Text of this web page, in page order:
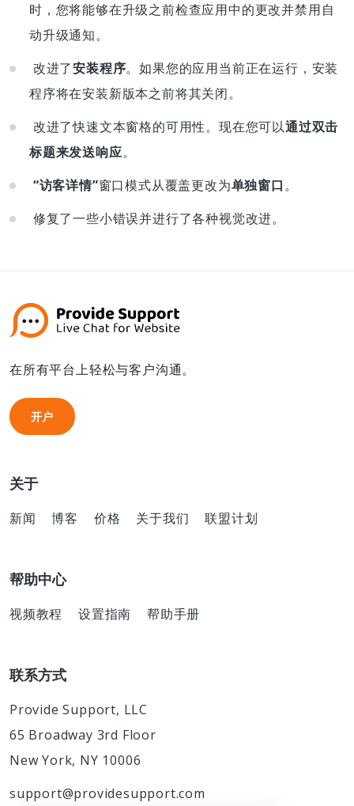
时，您将能够在升级之前检查应用中的更改并禁用自
动升级通知。
改进了安装程序。如果您的应用当前正在运行，安装
程序将在安装新版本之前将其关闭。
改进了快速文本窗格的可用性。现在您可以通过双击
标题来发送响应。
“访客详情”窗口模式从覆盖更改为单独窗口。
修复了一些小错误并进行了各种视觉改进。
在所有平台上轻松与客户沟通。
开户
开户
关于
新闻 博客 价格 关于我们 联盟计划
帮助中心
视频教程 设置指南 帮助手册
联系方式
Provide Support, LLC
65 Broadway 3rd Floor
New York, NY 10006
support@providesupport.com